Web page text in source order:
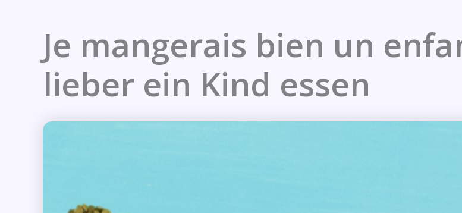
Je mangerais bien un
lieber ein Kind essen